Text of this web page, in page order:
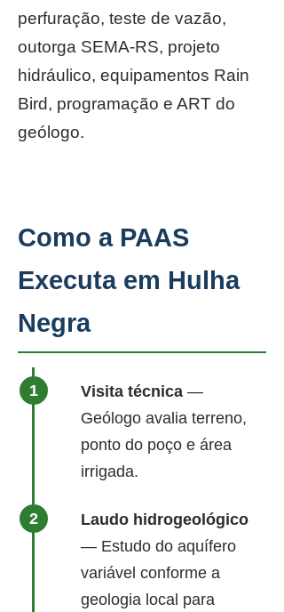
perfuração, teste de vazão,
outorga SEMA-RS, projeto
hidráulico, equipamentos Rain
Bird, programação e ART do
geólogo.
Como a PAAS
Executa em Hulha
Negra
Visita técnica —
Geólogo avalia terreno,
ponto do poço e área
irrigada.
Laudo hidrogeológico
— Estudo do aquífero
variável conforme a
geologia local para